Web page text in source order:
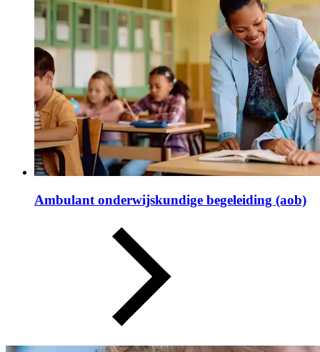
Ambulant onderwijskundige begeleiding (aob)